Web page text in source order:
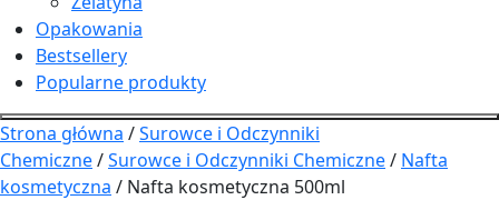
Opakowania
Bestsellery
Popularne produkty
Strona główna /Surowce i Odczynniki
Chemiczne/Surowce i Odczynniki Chemiczne/ Nafta
kosmetyczna / Nafta kosmetyczna 500ml